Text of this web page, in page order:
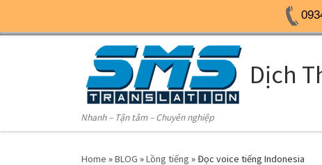
Dịch
Nhanh – Tận tâm – Chuyên nghiệp
Home »BLOG »Lồng tiếng »Đọc voice tiếng Indonesia